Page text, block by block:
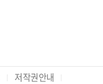
저작권안내